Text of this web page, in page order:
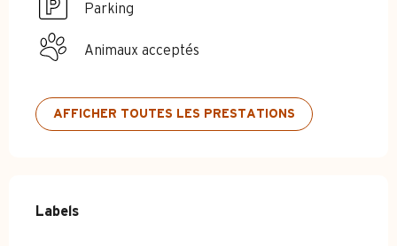
Parking
Animaux acceptés
AFFICHER TOUTES LES PRESTATIONS
Offres de prestations
Labels
Labels